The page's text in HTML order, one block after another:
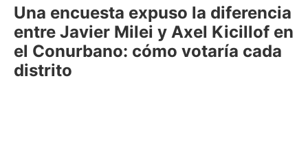
Una encuesta expuso la diferencia
entre Javier Milei y Axel Kicillof en
el Conurbano: cómo votaría cada
distrito